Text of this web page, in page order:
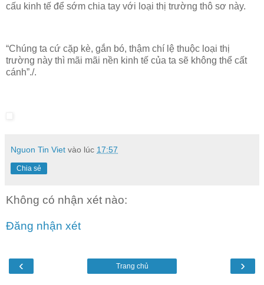
cấu kinh tế để sớm chia tay với loại thị trường thô sơ này.
“Chúng ta cứ cặp kè, gắn bó, thậm chí lệ thuộc loại thị
trường này thì mãi mãi nền kinh tế của ta sẽ không thể cất
cánh”./.
Nguon Tin Viet vào lúc 17:57
Chia sẻ
Không có nhận xét nào:
Đăng nhận xét
‹ ›
Trang chủ